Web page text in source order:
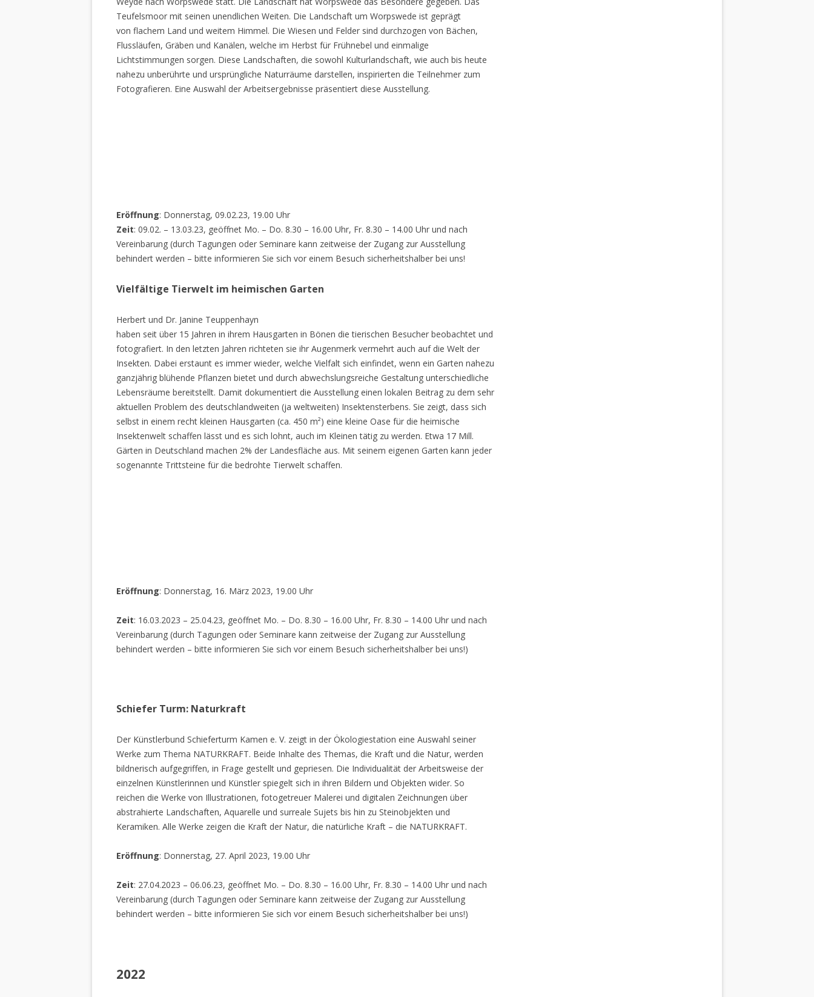
Teufelsmoor mit seinen unendlichen Weiten. Die Landschaft um Worpswede ist geprägt
von flachem Land und weitem Himmel. Die Wiesen und Felder sind durchzogen von Bächen,
Flussläufen, Gräben und Kanälen, welche im Herbst für Frühnebel und einmalige
Lichtstimmungen sorgen. Diese Landschaften, die sowohl Kulturlandschaft, wie auch bis heute
nahezu unberührte und ursprüngliche Naturräume darstellen, inspirierten die Teilnehmer zum
Fotografieren. Eine Auswahl der Arbeitsergebnisse präsentiert diese Ausstellung.
Eröffnung: Donnerstag, 09.02.23, 19.00 Uhr
Zeit: 09.02. – 13.03.23, geöffnet Mo. – Do. 8.30 – 16.00 Uhr, Fr. 8.30 – 14.00 Uhr und nach
Vereinbarung (durch Tagungen oder Seminare kann zeitweise der Zugang zur Ausstellung
behindert werden – bitte informieren Sie sich vor einem Besuch sicherheitshalber bei uns!
Vielfältige Tierwelt im heimischen Garten
Herbert und Dr. Janine Teuppenhayn
haben seit über 15 Jahren in ihrem Hausgarten in Bönen die tierischen Besucher beobachtet und
fotografiert. In den letzten Jahren richteten sie ihr Augenmerk vermehrt auch auf die Welt der
Insekten. Dabei erstaunt es immer wieder, welche Vielfalt sich einfindet, wenn ein Garten nahezu
ganzjährig blühende Pflanzen bietet und durch abwechslungsreiche Gestaltung unterschiedliche
Lebensräume bereitstellt. Damit dokumentiert die Ausstellung einen lokalen Beitrag zu dem sehr
aktuellen Problem des deutschlandweiten (ja weltweiten) Insektensterbens. Sie zeigt, dass sich
selbst in einem recht kleinen Hausgarten (ca. 450 m²) eine kleine Oase für die heimische
Insektenwelt schaffen lässt und es sich lohnt, auch im Kleinen tätig zu werden. Etwa 17 Mill.
Gärten in Deutschland machen 2% der Landesfläche aus. Mit seinem eigenen Garten kann jeder
sogenannte Trittsteine für die bedrohte Tierwelt schaffen.
Eröffnung: Donnerstag, 16. März 2023, 19.00 Uhr
Zeit: 16.03.2023 – 25.04.23, geöffnet Mo. – Do. 8.30 – 16.00 Uhr, Fr. 8.30 – 14.00 Uhr und nach
Vereinbarung (durch Tagungen oder Seminare kann zeitweise der Zugang zur Ausstellung
behindert werden – bitte informieren Sie sich vor einem Besuch sicherheitshalber bei uns!)
Schiefer Turm: Naturkraft
Der Künstlerbund Schieferturm Kamen e. V. zeigt in der Ökologiestation eine Auswahl seiner
Werke zum Thema NATURKRAFT. Beide Inhalte des Themas, die Kraft und die Natur, werden
bildnerisch aufgegriffen, in Frage gestellt und gepriesen. Die Individualität der Arbeitsweise der
einzelnen Künstlerinnen und Künstler spiegelt sich in ihren Bildern und Objekten wider. So
reichen die Werke von Illustrationen, fotogetreuer Malerei und digitalen Zeichnungen über
abstrahierte Landschaften, Aquarelle und surreale Sujets bis hin zu Steinobjekten und
Keramiken. Alle Werke zeigen die Kraft der Natur, die natürliche Kraft – die NATURKRAFT.
Eröffnung: Donnerstag, 27. April 2023, 19.00 Uhr
Zeit: 27.04.2023 – 06.06.23, geöffnet Mo. – Do. 8.30 – 16.00 Uhr, Fr. 8.30 – 14.00 Uhr und nach
Vereinbarung (durch Tagungen oder Seminare kann zeitweise der Zugang zur Ausstellung
behindert werden – bitte informieren Sie sich vor einem Besuch sicherheitshalber bei uns!)
2022